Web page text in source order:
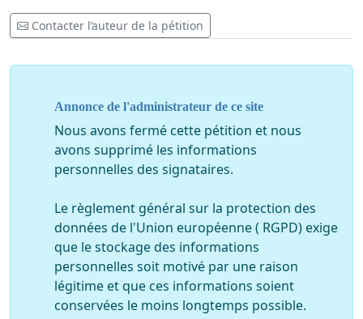
Contacter l’auteur de la pétition
Annonce de l'administrateur de ce site
Nous avons fermé cette pétition et nous
avons supprimé les informations
personnelles des signataires.
Le règlement général sur la protection des
données de l'Union européenne ( RGPD) exige
que le stockage des informations
personnelles soit motivé par une raison
légitime et que ces informations soient
conservées le moins longtemps possible.